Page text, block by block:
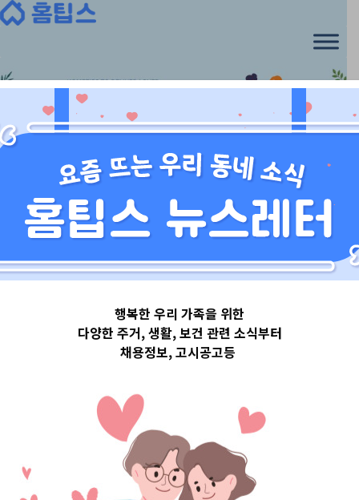
Skip
대구광역시
대구광역시달서
구 Top 3 및 주간
소식 –
20230725
행복한 우리 가족을 위한
다양한 주거, 생활, 보건 관련 소식부터
채용정보, 고시공고등